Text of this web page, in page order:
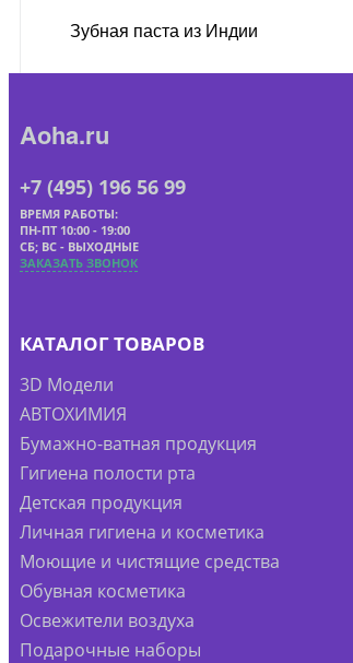
Зубная паста из Индии
Aoha.ru
+7 (495) 196 56 99
ВРЕМЯ РАБОТЫ:
ПН-ПТ 10:00 - 19:00
СБ; ВС - ВЫХОДНЫЕ
ЗАКАЗАТЬ ЗВОНОК
КАТАЛОГ ТОВАРОВ
3D Модели
АВТОХИМИЯ
Бумажно-ватная продукция
Гигиена полости рта
Детская продукция
Личная гигиена и косметика
Моющие и чистящие средства
Обувная косметика
Освежители воздуха
Подарочные наборы